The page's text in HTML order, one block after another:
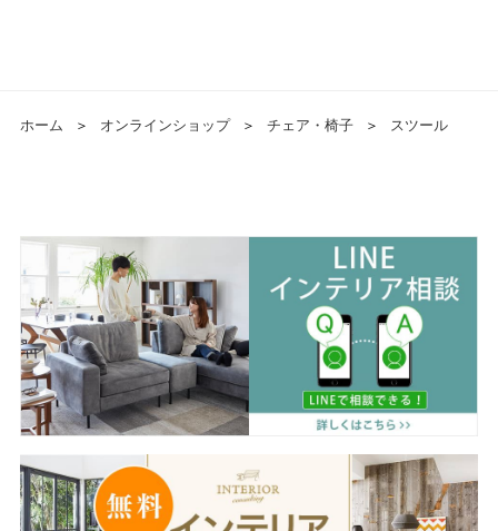
ホーム ＞ オンラインショップ ＞ チェア・椅子 ＞ スツール